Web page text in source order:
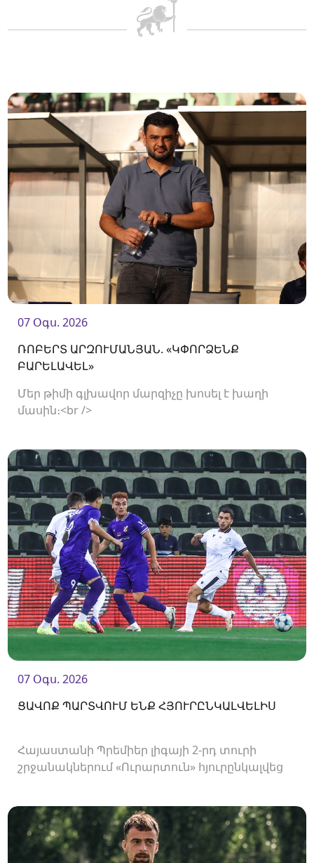
07 Օգս. 2026
ՌՈԲԵՐՏ ԱՐԶՈՒՄԱՆՅԱՆ. «ԿՓՈՐՁԵՆՔ
ԲԱՐԵԼԱՎԵԼ»
Մեր թիմի գլխավոր մարզիչը խոսել է խաղի
մասին։<br />
07 Օգս. 2026
ՑԱՎՈՔ ՊԱՐՏՎՈՒՄ ԵՆՔ ՀՅՈՒՐԸՆԿԱԼՎԵԼԻՍ
Հայաստանի Պրեմիեր լիգայի 2-րդ տուրի
շրջանակներում «Ուրարտուն» հյուրընկալվեց